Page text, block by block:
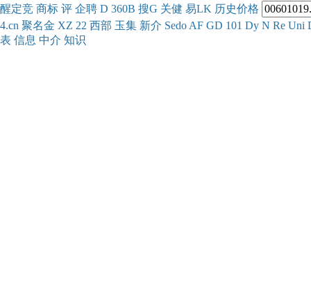
醒定竞 商标 评 企聘 D 360B 搜G 关健 易LK 历史价格
4.cn 聚名金 XZ 22 西部 玉集 新介 Sedo AF GD 101 Dy N Re Uni
表 信息 中介 知识